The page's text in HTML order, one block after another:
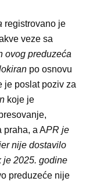
registrovano je
veze sa
ovog preduzeća
po osnovu
je poslat poziv za
koje je
praha, a APR je
nije dostavilo
je 2025. godine
preduzeće nije